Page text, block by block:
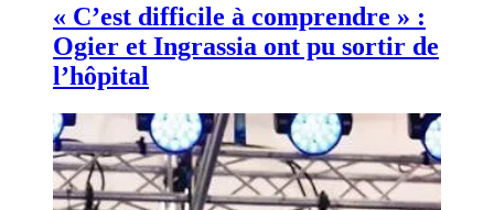
« C’est difficile à comprendre » :
Ogier et Ingrassia ont pu sortir de
l’hôpital